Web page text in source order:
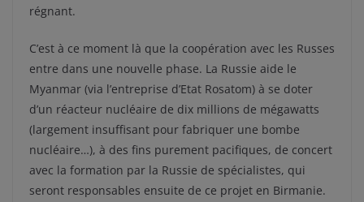
régnant.
C’est à ce moment là que la coopération avec les Russes
entre dans une nouvelle phase. La Russie aide le
Myanmar (via l’entreprise d’Etat Rosatom) à se doter
d’un réacteur nucléaire de dix millions de mégawatts
(largement insuffisant pour fabriquer une bombe
nucléaire…), à des fins purement pacifiques, de concert
avec la formation par la Russie de spécialistes, qui
seront responsables ensuite de ce projet en Birmanie.